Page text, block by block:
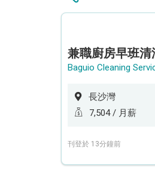
長沙灣
7,504 / 月薪
刊登於 13分鐘前